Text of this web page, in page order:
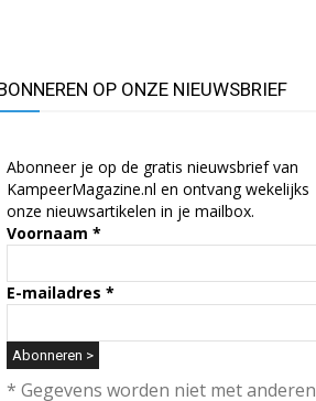
OP ONZE NIEUWSBRIEF
Abonneer je op de gratis nieuwsbrief van
KampeerMagazine.nl en ontvang wekelijks
onze nieuwsartikelen in je mailbox.
Voornaam *
E-mailadres *
* Gegevens worden niet met anderen